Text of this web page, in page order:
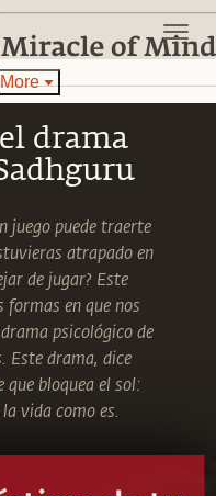
More
drama
juego puede traerte
atrapado en
de jugar? Este
formas en que nos
psicológico de
Este drama, dice
que bloquea el sol:
vida como es.